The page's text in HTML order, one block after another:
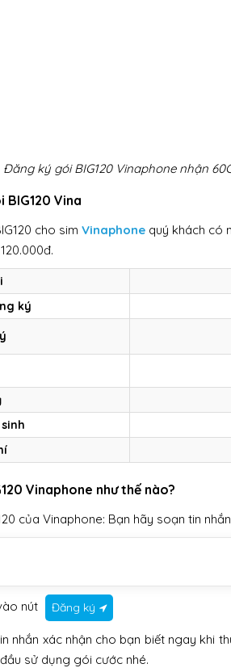
Đăng ký gói BIG120 Vinaphone nhận
Vina
cho sim Vinaphonequý khách có
ký
Vinaphone như thế nào?
của Vinaphone: Bạn hãy soạn tin
nút Đăng ký
nhắn xác nhận cho bạn biết ngay khi
sử dụng gói cước nhé.